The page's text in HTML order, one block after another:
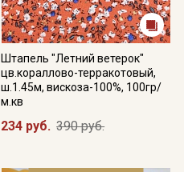
Штапель "Летний ветерок"
цв.кораллово-терракотовый,
ш.1.45м, вискоза-100%, 100гр/
м.кв
234 руб. 390 руб.